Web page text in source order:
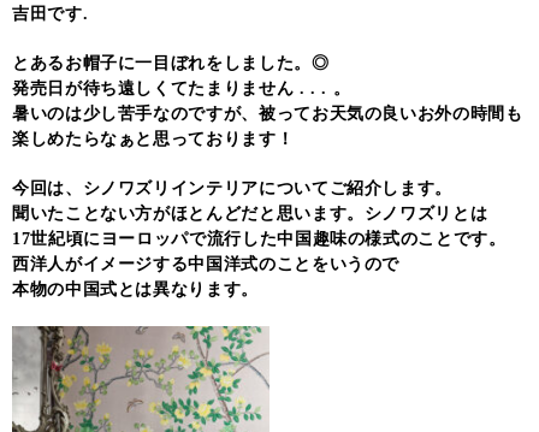
吉田です.
とあるお帽子に一目ぼれをしました。◎
発売日が待ち遠しくてたまりません . . . 。
暑いのは少し苦手なのですが、被ってお天気の良いお外の時間も
楽しめたらなぁと思っております！
今回は、シノワズリインテリアについてご紹介します。
聞いたことない方がほとんどだと思います。シノワズリとは
17世紀頃にヨーロッパで流行した中国趣味の様式のことです。
西洋人がイメージする中国洋式のことをいうので
本物の中国式とは異なります。